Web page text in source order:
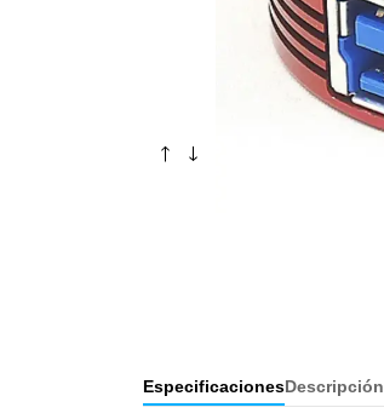
EspecificacionesDescripción